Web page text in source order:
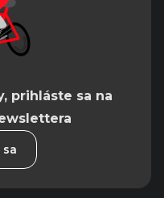
prihláste sa na